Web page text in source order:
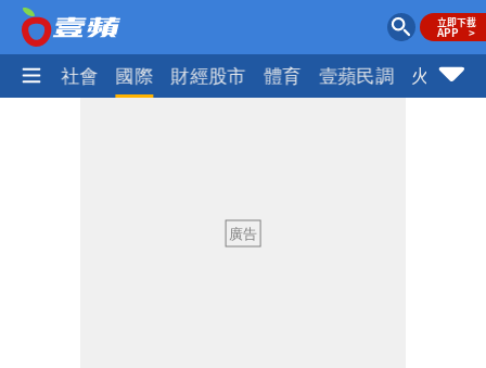
政治 社會 國際 財經股市 體育 壹蘋民調 火線話
疑「破百間日租套房」遭罰25萬 業者